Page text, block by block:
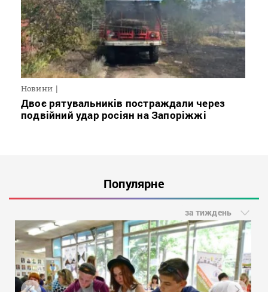
Новини
Двоє рятувальників постраждали через
подвійний удар росіян на Запоріжжі
Популярне
за тиждень